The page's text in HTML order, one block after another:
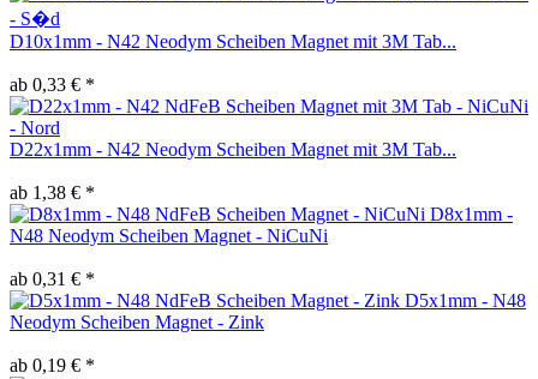
D10x1mm - N42 Neodym Scheiben Magnet mit 3M Tab...
ab 0,33 € *
D22x1mm - N42 Neodym Scheiben Magnet mit 3M Tab...
ab 1,38 € *
D8x1mm -
N48 Neodym Scheiben Magnet - NiCuNi
ab 0,31 € *
D5x1mm - N48
Neodym Scheiben Magnet - Zink
ab 0,19 € *